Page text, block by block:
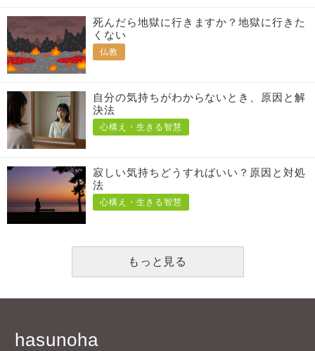
死んだら地獄に行きますか？地獄に行きた
くない
仏教
自分の気持ちがわからないとき、原因と解
決法
心構え・生きる智慧
寂しい気持ちどうすればいい？原因と対処
法
心構え・生きる智慧
もっと見る
hasunoha